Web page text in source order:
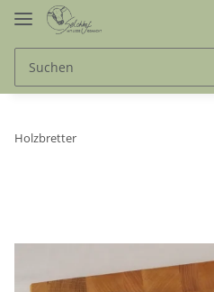
Holzbretter